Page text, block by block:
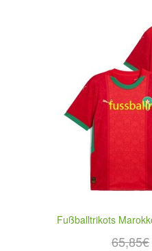
Fußballtrikots
65,85€